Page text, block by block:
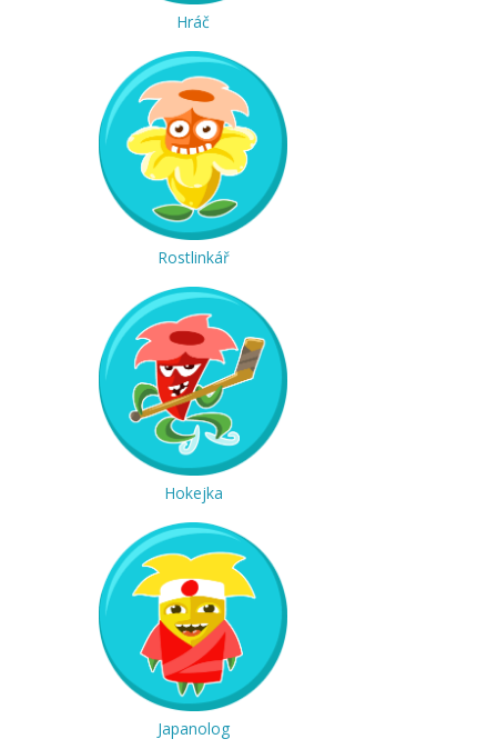
Hráč
Rostlinkář
Hokejka
Japanolog